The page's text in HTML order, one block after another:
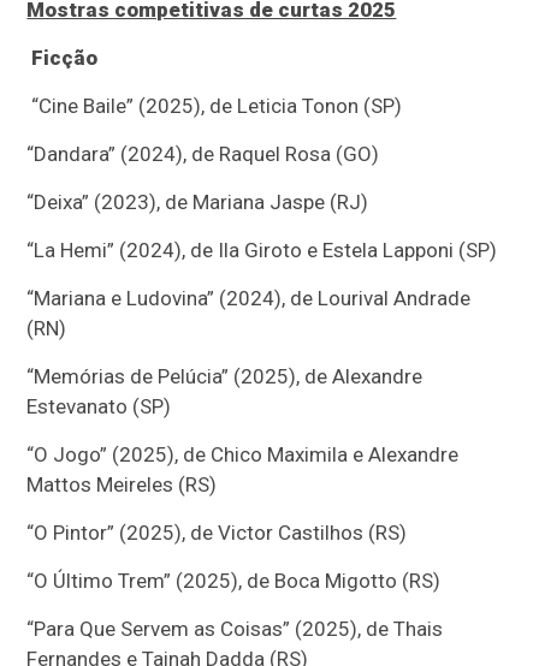
Mostras competitivas de curtas 2025
Ficção
“Cine Baile” (2025), de Leticia Tonon (SP)
“Dandara” (2024), de Raquel Rosa (GO)
“Deixa” (2023), de Mariana Jaspe (RJ)
“La Hemi” (2024), de Ila Giroto e Estela Lapponi (SP)
“Mariana e Ludovina” (2024), de Lourival Andrade
(RN)
“Memórias de Pelúcia” (2025), de Alexandre
Estevanato (SP)
“O Jogo” (2025), de Chico Maximila e Alexandre
Mattos Meireles (RS)
“O Pintor” (2025), de Victor Castilhos (RS)
“O Último Trem” (2025), de Boca Migotto (RS)
“Para Que Servem as Coisas” (2025), de Thais
Fernandes e Tainah Dadda (RS)